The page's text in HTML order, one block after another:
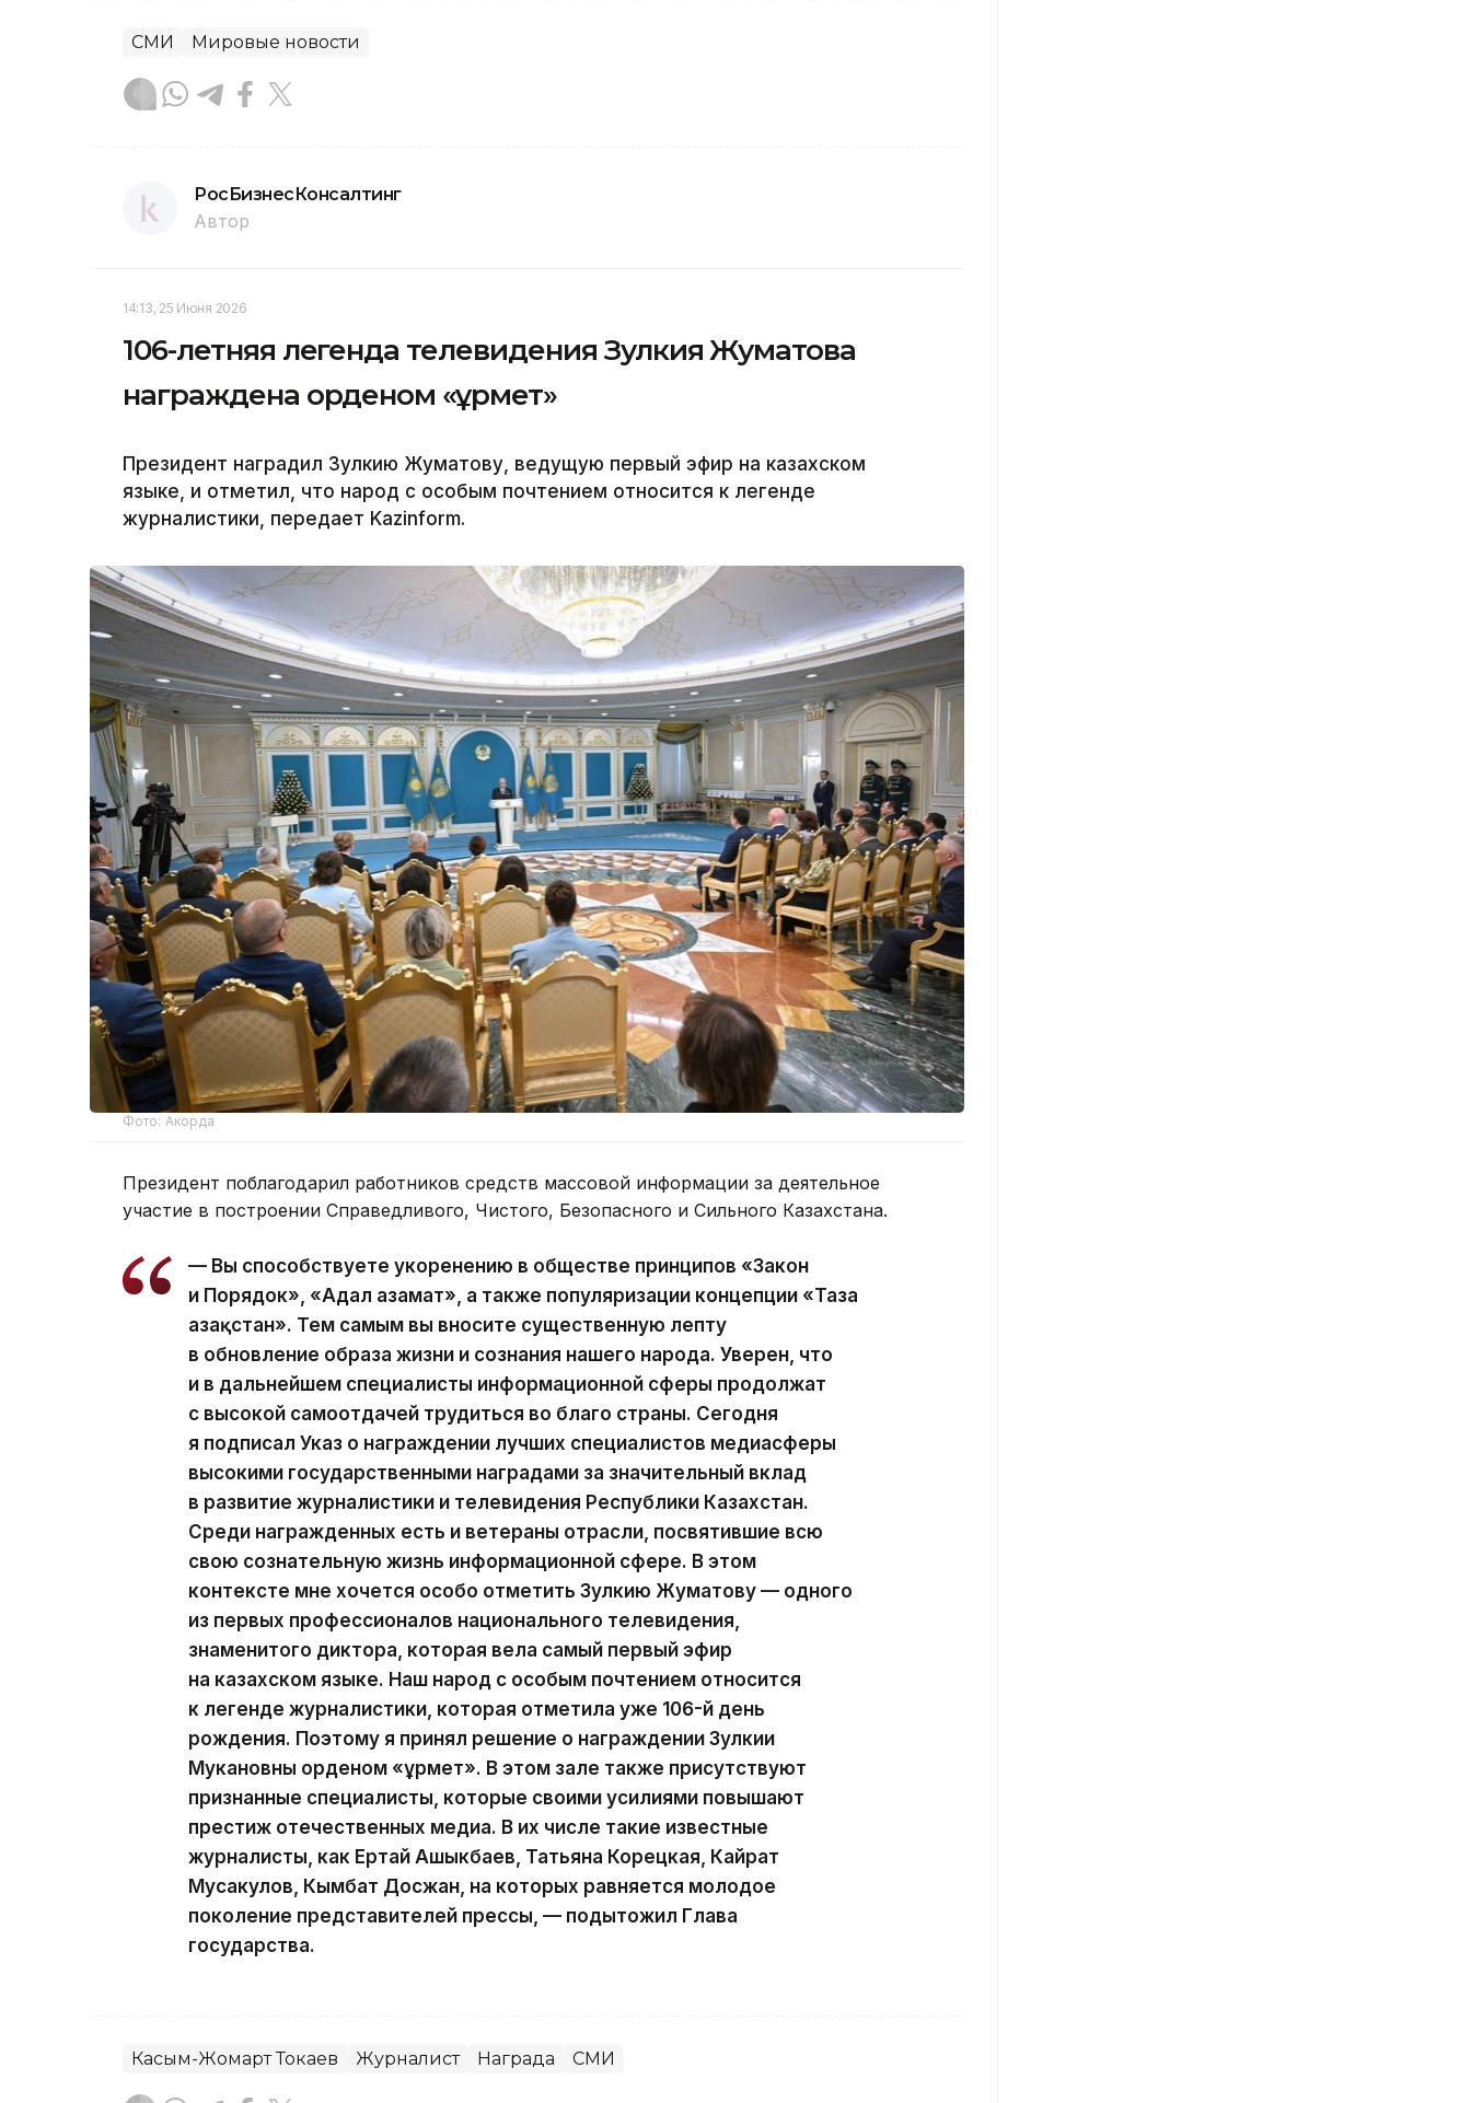
СМИ Мировые новости
РосБизнесКонсалтинг
Автор
14:13, 25 Июня 2026
106-летняя легенда телевидения Зулкия Жуматова
награждена орденом «Құрмет»
Президент наградил Зулкию Жуматову, ведущую первый эфир на казахском
языке, и отметил, что народ с особым почтением относится к легенде
журналистики, передает Kazinform.
Фото: Акорда
Президент поблагодарил работников средств массовой информации за деятельное
участие в построении Справедливого, Чистого, Безопасного и Сильного Казахстана.
— Вы способствуете укоренению в обществе принципов «Закон
и Порядок», «Адал азамат», а также популяризации концепции «Таза
Қазақстан». Тем самым вы вносите существенную лепту
в обновление образа жизни и сознания нашего народа. Уверен, что
и в дальнейшем специалисты информационной сферы продолжат
с высокой самоотдачей трудиться во благо страны. Сегодня
я подписал Указ о награждении лучших специалистов медиасферы
высокими государственными наградами за значительный вклад
в развитие журналистики и телевидения Республики Казахстан.
Среди награжденных есть и ветераны отрасли, посвятившие всю
свою сознательную жизнь информационной сфере. В этом
контексте мне хочется особо отметить Зулкию Жуматову — одного
из первых профессионалов национального телевидения,
знаменитого диктора, которая вела самый первый эфир
на казахском языке. Наш народ с особым почтением относится
к легенде журналистики, которая отметила уже 106-й день
рождения. Поэтому я принял решение о награждении Зулкии
Мукановны орденом «Құрмет». В этом зале также присутствуют
признанные специалисты, которые своими усилиями повышают
престиж отечественных медиа. В их числе такие известные
журналисты, как Ертай Ашыкбаев, Татьяна Корецкая, Кайрат
Мусакулов, Кымбат Досжан, на которых равняется молодое
поколение представителей прессы, — подытожил Глава
государства.
Касым-Жомарт Токаев Журналист Награда СМИ